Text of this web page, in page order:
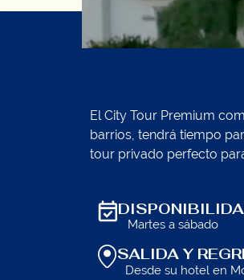
El City Tour Premium
barrios, tendrá tiempo
tour privado perfecto
Martes a sábado
SALIDA Y
Desde su hotel en